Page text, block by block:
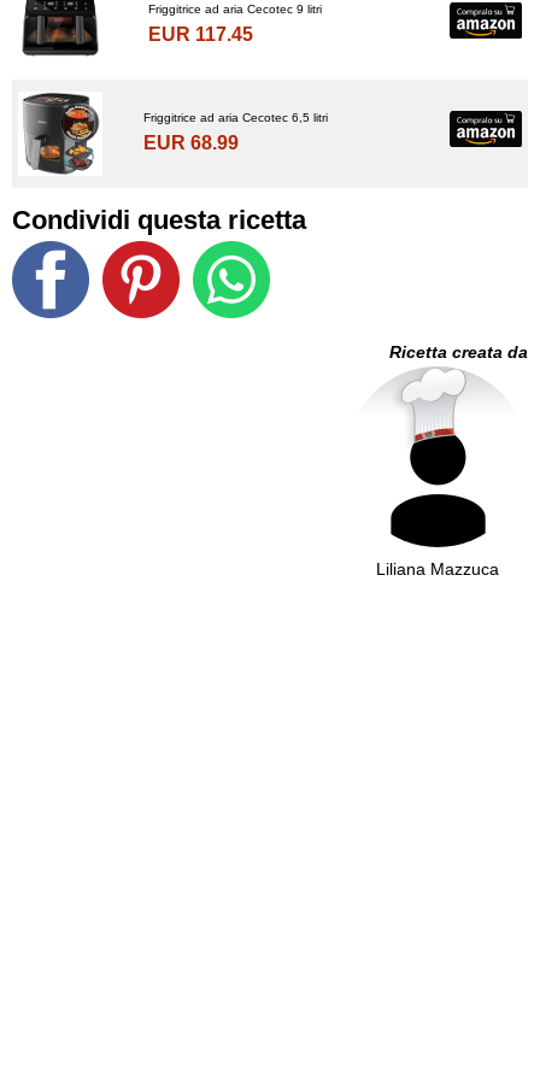
Friggitrice ad aria Cecotec 9 litri
EUR 117.45
Friggitrice ad aria Cecotec 6,5 litri
EUR 68.99
Condividi questa ricetta
Ricetta creata da
Liliana Mazzuca